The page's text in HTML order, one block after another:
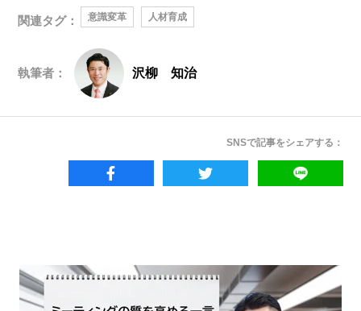
関連タグ： 意識変革 人材育成
執筆者： 沢柳 知治
SNSで記事をシェアする：